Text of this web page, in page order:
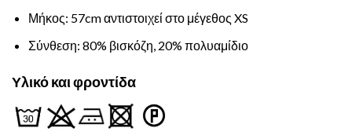
Μήκος: 57cm αντιστοιχεί στο μέγεθος XS
Σύνθεση: 80% βισκόζη, 20% πολυαμίδιο
Υλικό και φροντίδα